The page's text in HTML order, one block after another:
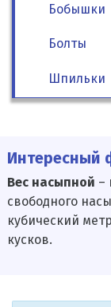
Бобышки
Болты
Шпильки
Интересный
Вес насыпной –
свободного
кубический
кусков.